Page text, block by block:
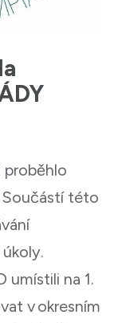
proběhlo
Součástí této
umístili na 1.
v okresním